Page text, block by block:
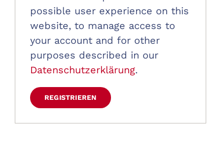
possible user experience on this
website, to manage access to
your account and for other
purposes described in our
Datenschutzerklärung.
REGISTRIEREN